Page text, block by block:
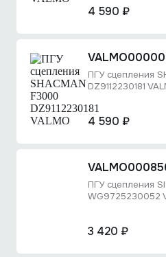
4 590 ₽
ПГУ сцепления
DZ9112230181
4 590 ₽
ПГУ сцепления
WG9725230052
3 420 ₽